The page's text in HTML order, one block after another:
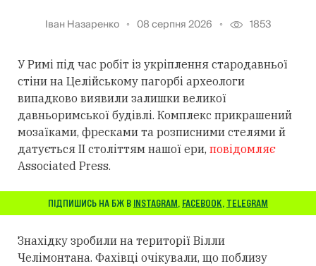
Іван Назаренко 08 серпня 2026 1853
У Римі під час робіт із укріплення стародавньої
стіни на Целійському пагорбі археологи
випадково виявили залишки великої
давньоримської будівлі. Комплекс прикрашений
мозаїками, фресками та розписними стелями й
датується II століттям нашої ери, повідомляє
Associated Press.
ПІДПИШИСЬ НА БЖ В INSTAGRAM, FACEBOOK, TELEGRAM
Знахідку зробили на території Вілли
Челімонтана. Фахівці очікували, що поблизу